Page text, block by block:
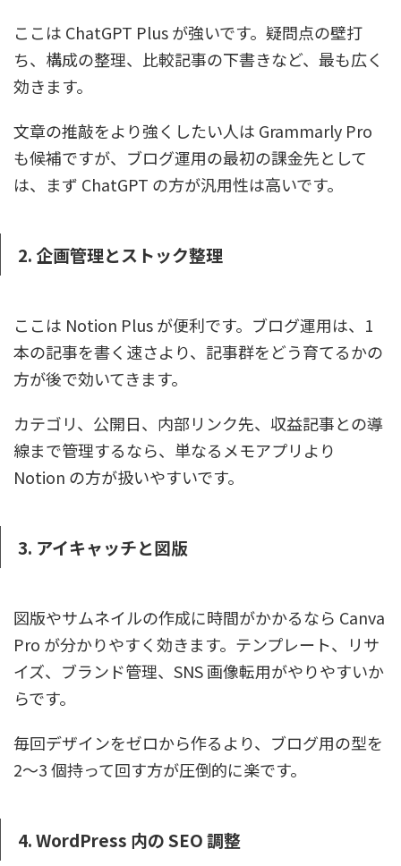
ここは ChatGPT Plus が強いです。疑問点の壁打
ち、構成の整理、比較記事の下書きなど、最も広く
効きます。
文章の推敲をより強くしたい人は Grammarly Pro
も候補ですが、ブログ運用の最初の課金先として
は、まず ChatGPT の方が汎用性は高いです。
2. 企画管理とストック整理
ここは Notion Plus が便利です。ブログ運用は、1
本の記事を書く速さより、記事群をどう育てるかの
方が後で効いてきます。
カテゴリ、公開日、内部リンク先、収益記事との導
線まで管理するなら、単なるメモアプリより
Notion の方が扱いやすいです。
3. アイキャッチと図版
図版やサムネイルの作成に時間がかかるなら Canva
Pro が分かりやすく効きます。テンプレート、リサ
イズ、ブランド管理、SNS 画像転用がやりやすいか
らです。
毎回デザインをゼロから作るより、ブログ用の型を
2〜3 個持って回す方が圧倒的に楽です。
4. WordPress 内の SEO 調整